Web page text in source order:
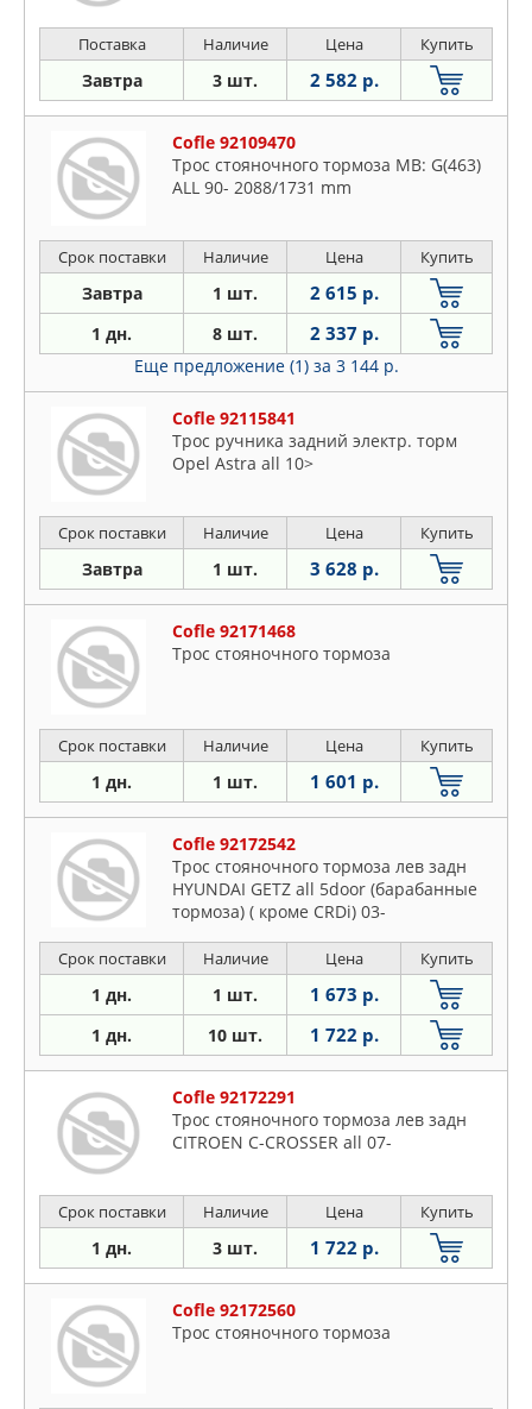
Поставка Наличие Цена Купить
Завтра 3 шт. 2 582 р.
Cofle 92109470
Трос стояночного тормоза MB: G(463)
ALL 90- 2088/1731 mm
Срок поставки Наличие Цена Купить
Завтра 1 шт. 2 615 р.
1 дн. 8 шт. 2 337 р.
Еще предложение (1) за 3 144 р.
Cofle 92115841
Трос ручника задний электр. торм
Opel Astra all 10>
Срок поставки Наличие Цена Купить
Завтра 1 шт. 3 628 р.
Cofle 92171468
Трос стояночного тормоза
Срок поставки Наличие Цена Купить
1 дн. 1 шт. 1 601 р.
Cofle 92172542
Трос стояночного тормоза лев задн
HYUNDAI GETZ all 5door (барабанные
тормоза) ( кроме CRDi) 03-
Срок поставки Наличие Цена Купить
1 дн. 1 шт. 1 673 р.
1 дн. 10 шт. 1 722 р.
Cofle 92172291
Трос стояночного тормоза лев задн
CITROEN C-CROSSER all 07-
Срок поставки Наличие Цена Купить
1 дн. 3 шт. 1 722 р.
Cofle 92172560
Трос стояночного тормоза